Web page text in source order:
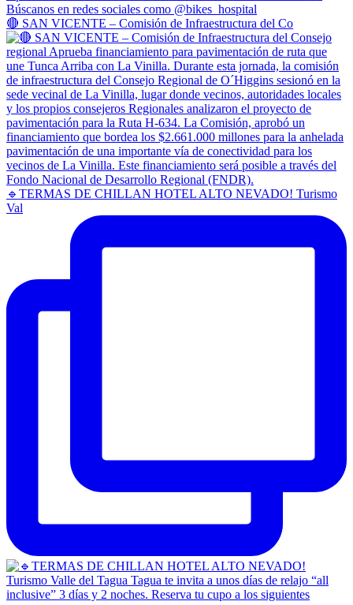
🔴 SAN VICENTE – Comisión de Infraestructura del Co
🔹TERMAS DE CHILLAN HOTEL ALTO NEVADO! Turismo
Val